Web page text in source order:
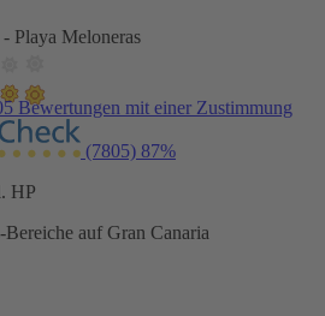
Playa Meloneras
Bewertungen mit einer Zustimmung
(7805) 87%
HP
auf Gran Canaria